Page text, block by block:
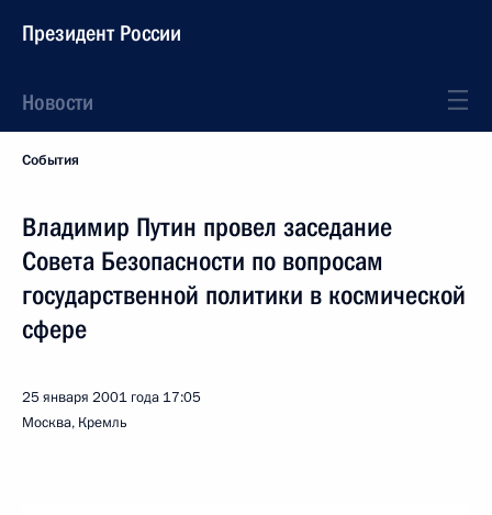
Президент России
Новости
События
Владимир Путин провел заседание
Совета Безопасности по вопросам
государственной политики в космической
сфере
25 января 2001 года 17:05
Москва, Кремль